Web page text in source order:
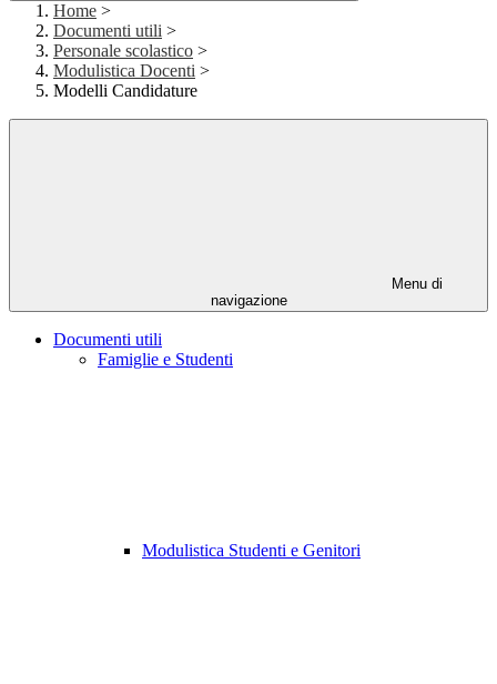
Home >
Documenti utili >
Personale scolastico >
Modulistica Docenti >
Modelli Candidature
Menu di
navigazione
Documenti utili
Famiglie e Studenti
Modulistica Studenti e Genitori